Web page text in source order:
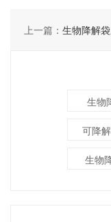
上一篇： 生物降解袋所用生物降解
生物
可降
生物